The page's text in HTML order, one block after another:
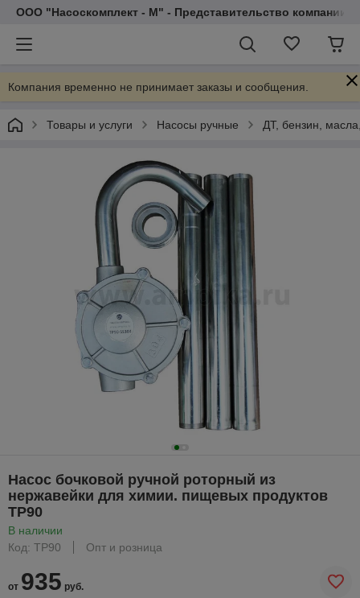
ООО "Насоскомплект - М" - Представительство компании
Компания временно не принимает заказы и сообщения.
Товары и услуги Насосы ручные ДТ, бензин,
Насос бочковой ручной роторный из
нержавейки для химии. пищевых продуктов
TP90
В наличии
Код: TP90
Опт и розница
от 935 руб.